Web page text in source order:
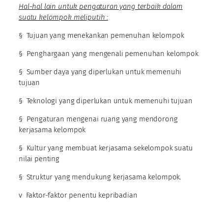
Hal-hal lain untuk pengaturan yang terbaik dalam
suatu kelompok meliputih :
§ Tujuan yang menekankan pemenuhan kelompok
§ Penghargaan yang mengenali pemenuhan kelompok
§ Sumber daya yang diperlukan untuk memenuhi
tujuan
§ Teknologi yang diperlukan untuk memenuhi tujuan
§ Pengaturan mengenai ruang yang mendorong
kerjasama kelompok
§ Kultur yang membuat kerjasama sekelompok suatu
nilai penting
§ Struktur yang mendukung kerjasama kelompok.
v Faktor-faktor penentu kepribadian